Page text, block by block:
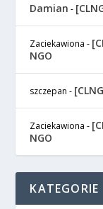
Damian -
Zaciekawiona -
NGO
szczepan -
Zaciekawiona -
NGO
KATEGORIE